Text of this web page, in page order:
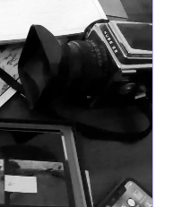
dans le secteur...